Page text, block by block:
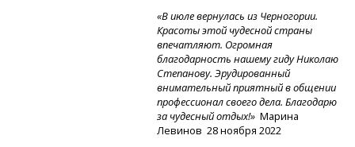
«В июле вернулась из Черногории.
Красоты этой чудесной страны
впечатляют. Огромная
благодарность нашему гиду Николаю
Степанову. Эрудированный
внимательный приятный в общении
профессионал своего дела. Благодарю
за чудесный отдых!» Марина
Левинов 28 ноября 2022